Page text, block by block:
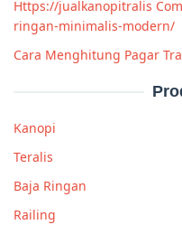
Https://jualkanopitralis
ringan-minimalis-modern/
Cara Menghitung Pagar
Kanopi
Teralis
Baja Ringan
Railing